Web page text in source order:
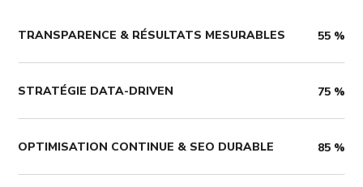
TRANSPARENCE & RÉSULTATS MESURABLES 55 %
STRATÉGIE DATA-DRIVEN 75 %
OPTIMISATION CONTINUE & SEO DURABLE 85 %